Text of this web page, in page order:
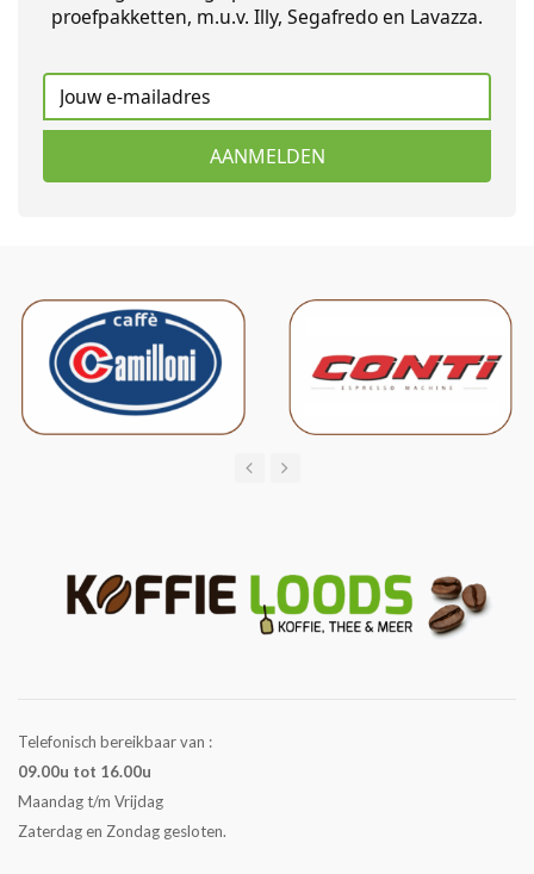
proefpakketten, m.u.v. Illy, Segafredo en Lavazza.
AANMELDEN
Telefonisch bereikbaar van :
09.00u tot 16.00u
Maandag t/m Vrijdag
Zaterdag en Zondag gesloten.